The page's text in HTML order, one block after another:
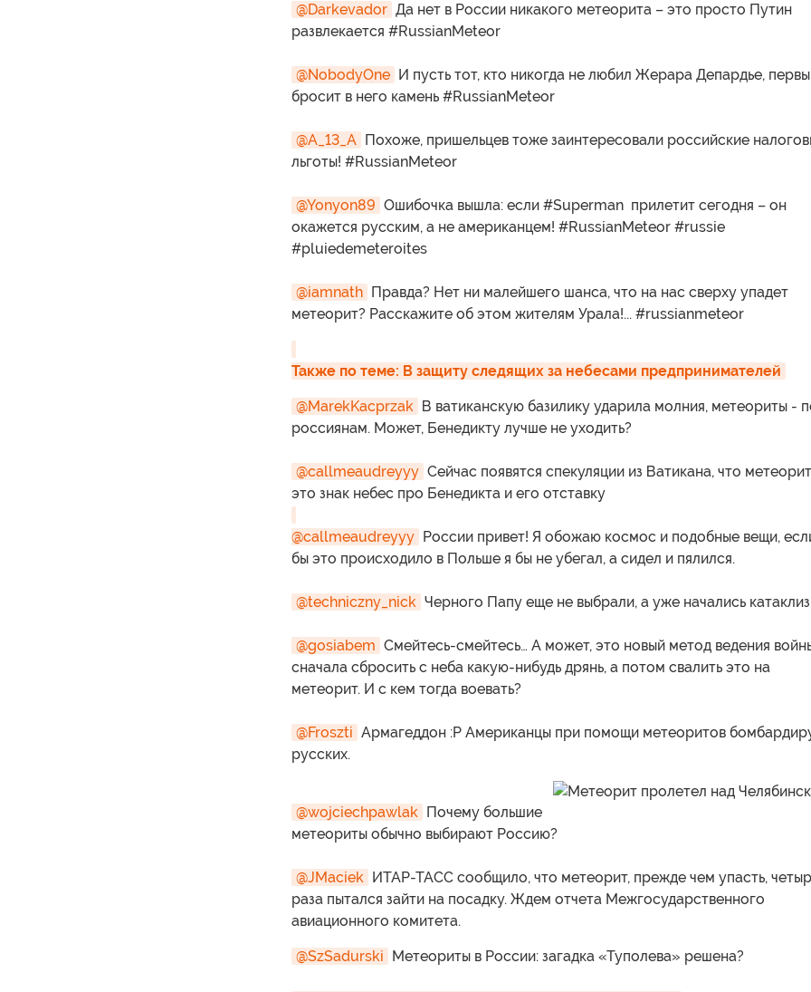
@Darkevador Да нет в России никакого метеорита – это просто Путин
развлекается #RussianMeteor
@NobodyOne И пусть тот, кто никогда не любил Жерара Депардье,
бросит в него камень #RussianMeteor
@A_13_A Похоже, пришельцев тоже заинтересовали российские
льготы! #RussianMeteor
@Yonyon89 Ошибочка вышла: если #Superman прилетит сегодня – он
окажется русским, а не американцем! #RussianMeteor #russie
#pluiedemeteroites
@iamnath Правда? Нет ни малейшего шанса, что на нас сверху упадет
метеорит? Расскажите об этом жителям Урала!... #russianmeteor
Также по теме: В защиту следящих за небесами предпринимателей
@MarekKacprzak В ватиканскую базилику ударила молния, метеориты -
россиянам. Может, Бенедикту лучше не уходить?
@callmeaudreyyy Сейчас появятся спекуляции из Ватикана, что
это знак небес про Бенедикта и его отставку
‏@callmeaudreyyy России привет! Я обожаю космос и подобные вещи,
бы это происходило в Польше я бы не убегал, а сидел и пялился.
@techniczny_nick Черного Папу еще не выбрали, а уже начались
@gosiabem Смейтесь-смейтесь… А может, это новый метод ведения
сначала сбросить с неба какую-нибудь дрянь, а потом свалить это на
метеорит. И с кем тогда воевать?
@Froszti Армагеддон :P Американцы при помощи метеоритов
русских.
@wojciechpawlak Почему большие
метеориты обычно выбирают Россию?
@JMaciek ИТАР-ТАСС сообщило, что метеорит, прежде чем упасть,
раза пытался зайти на посадку. Ждем отчета Межгосударственного
авиационного комитета.
@SzSadurski Метеориты в России: загадка «Туполева» решена?